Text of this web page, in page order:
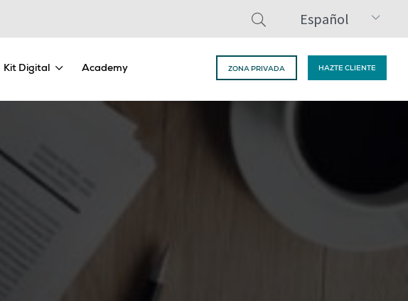
Español
Kit Digital Academy ZONA PRIVADA HAZTE CLIENTE